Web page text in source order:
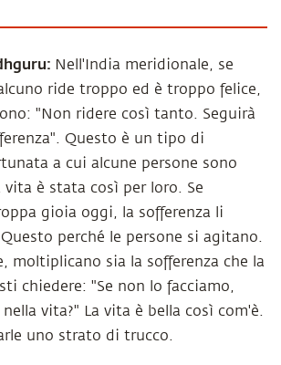
Nell'India meridionale, se
ride troppo ed è troppo felice,
"Non ridere così tanto. Seguirà
Questo è un tipo di
a cui alcune persone sono
è stata così per loro. Se
gioia oggi, la sofferenza li
perché le persone si agitano.
moltiplicano sia la sofferenza che la
chiedere: "Se non lo facciamo,
nella vita?" La vita è bella così com'è.
uno strato di trucco.